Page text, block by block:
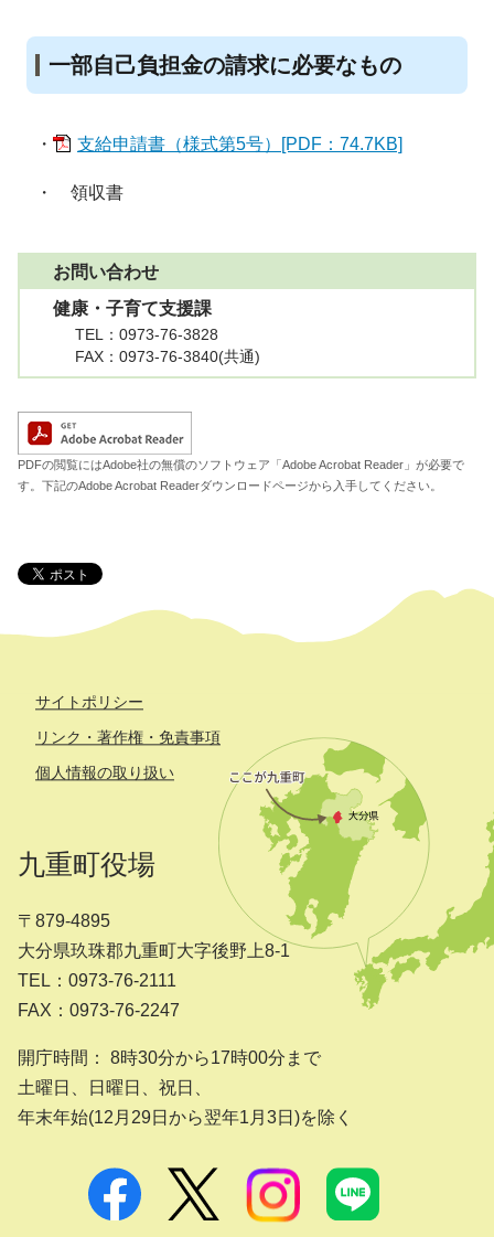
一部自己負担金の請求に必要なもの
・ 支給申請書（様式第5号）[PDF：74.7KB]
・ 領収書
お問い合わせ
健康・子育て支援課
TEL ：0973-76-3828
FAX ：0973-76-3840(共通)
PDFの閲覧にはAdobe社の無償のソフトウェア「Adobe Acrobat Reader」が必要で
す。下記のAdobe Acrobat Readerダウンロードページから入手してください。
サイトポリシー
リンク・著作権・免責事項
個人情報の取り扱い
九重町役場
〒879-4895
大分県玖珠郡九重町大字後野上8-1
TEL：0973-76-2111
FAX：0973-76-2247
開庁時間： 8時30分から17時00分まで
土曜日、日曜日、祝日、
年末年始(12月29日から翌年1月3日)を除く